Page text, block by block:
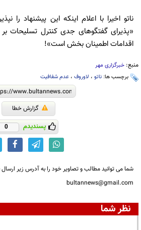
ناتو اخیرا با اعلام اینکه این پیشنهاد
«پذیرای گفتگوهای جدی کنترل تسلیحات
اقدامات اطمینان بخش است»!
منبع: خبرگزاری مهر
برچسب ها: ناتو ، لاوروف ، عدم شفافیت
گزارش خطا
پسندیدم 0
شما می توانید مطالب و تصاویر خود را به آدرس زیر ارسال
bultannews@gmail.com
نظر شما